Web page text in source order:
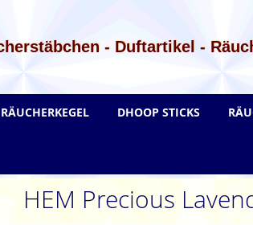
- Duftartikel -
HEM Precious
RÄUCHERKEGEL DHOOP STICKS